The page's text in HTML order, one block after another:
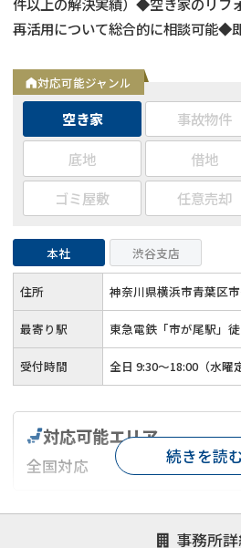
再活用について総合的に相談可能◆
販売どちらも対応可◆約400名の士
対応可能ジャンル
空き家 事故物件
底地
借地
ゴミ屋敷
任意売却
本社 渋谷支店
住所 神奈川県横浜市青葉区
最寄り駅 東急電鉄「市が尾駅」
受付時間 全日 9:30～18:00（水曜
事務所
対応可能エリア
全国対応
対応が親身 オンライン面談
続きを読